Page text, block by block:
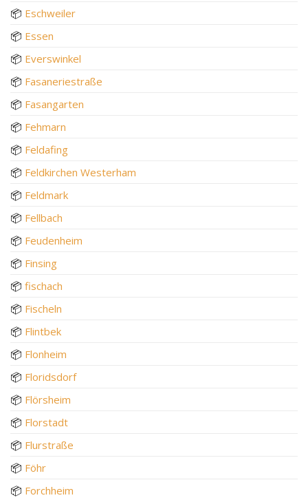
📦 Eschweiler
📦 Essen
📦 Everswinkel
📦 Fasaneriestraße
📦 Fasangarten
📦 Fehmarn
📦 Feldafing
📦 Feldkirchen Westerham
📦 Feldmark
📦 Fellbach
📦 Feudenheim
📦 Finsing
📦 fischach
📦 Fischeln
📦 Flintbek
📦 Flonheim
📦 Floridsdorf
📦 Flörsheim
📦 Florstadt
📦 Flurstraße
📦 Föhr
📦 Forchheim